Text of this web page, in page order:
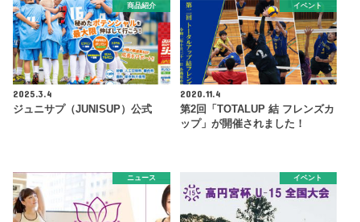
商品紹介
2025.3.4
ジュニサプ（JUNISUP）公式
イベント
2020.11.4
第2回「TOTALUP 結 フレンズカ
ップ」が開催されました！
ニュース イベント